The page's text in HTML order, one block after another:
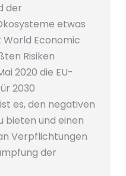
der
etwas
Economic
Risiken
2020 die EU-
2030
es, den negativen
bieten und einen
Verpflichtungen
der